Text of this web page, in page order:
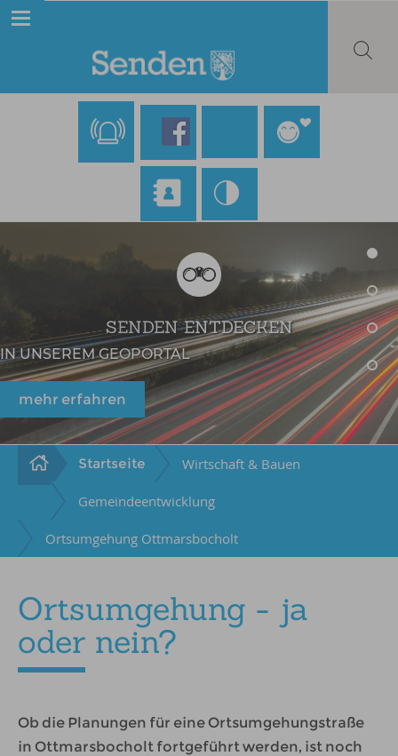
SENDEN ENTDECKEN
IN UNSEREM GEOPORTAL
mehr erfahren
Startseite Wirtschaft & Bauen
Gemeindeentwicklung
Ortsumgehung Ottmarsbocholt
Ortsumgehung - ja
oder nein?
Ob die Planungen für eine Ortsumgehungstraße
in Ottmarsbocholt fortgeführt werden, ist noch